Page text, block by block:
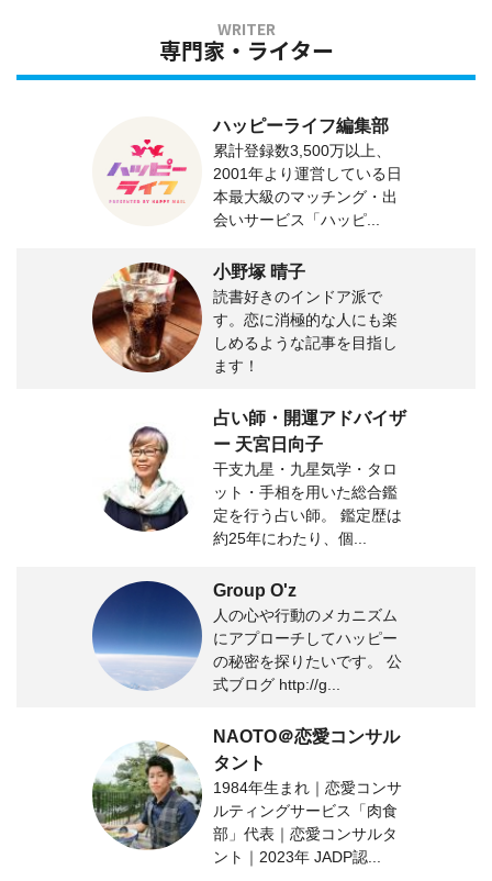
専門家・ライター
ハッピーライフ編集部
累計登録数3,500万以上、
2001年より運営している日
本最大級のマッチング・出
会いサービス「ハッピ...
小野塚 晴子
読書好きのインドア派で
す。恋に消極的な人にも楽
しめるような記事を目指し
ます！
占い師・開運アドバイザ
ー 天宮日向子
干支九星・九星気学・タロ
ット・手相を用いた総合鑑
定を行う占い師。 鑑定歴は
約25年にわたり、個...
Group O'z
人の心や行動のメカニズム
にアプローチしてハッピー
の秘密を探りたいです。 公
式ブログ http://g...
NAOTO＠恋愛コンサル
タント
1984年生まれ｜恋愛コンサ
ルティングサービス「肉食
部」代表｜恋愛コンサルタ
ント｜2023年 JADP認...